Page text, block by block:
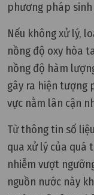
phương pháp
Nếu không xử lý,
nồng độ oxy hòa
nồng độ hàm
gây ra hiện tượng
vực nằm lân cận
Từ thông tin số
qua xử lý của quá
nhiễm vượt
nguồn nước này